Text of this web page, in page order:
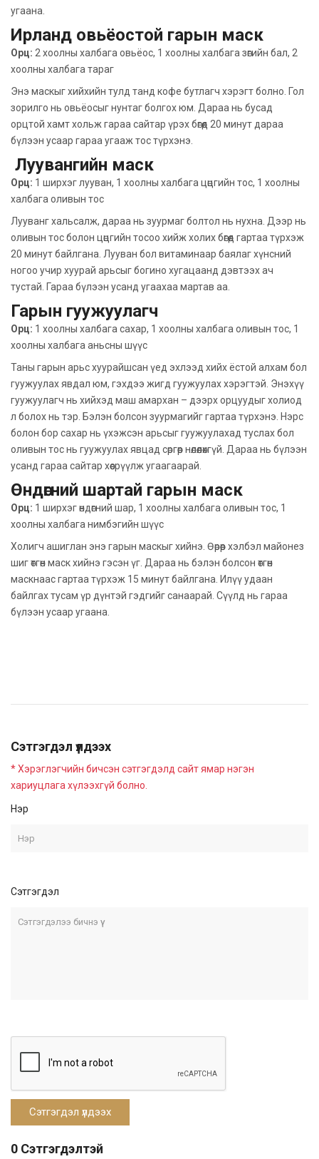
угаана.
Ирланд овьёостой гарын маск
Орц: 2 хоолны халбага овьёос, 1 хоолны халбага зөгийн бал, 2
хоолны халбага тараг
Энэ маскыг хийхийн тулд танд кофе бутлагч хэрэгт болно. Гол
зорилго нь овьёосыг нунтаг болгох юм. Дараа нь бусад
орцтой хамт хольж гараа сайтар үрэх бөгөөд 20 минут дараа
бүлээн усаар гараа угааж тос түрхэнэ.
Луувангийн маск
Орц: 1 ширхэг лууван, 1 хоолны халбага цөцгийн тос, 1 хоолны
халбага оливын тос
Лууванг хальсалж, дараа нь зуурмаг болтол нь нухна. Дээр нь
оливын тос болон цөцгийн тосоо хийж холих бөгөөд гартаа түрхэж
20 минут байлгана. Лууван бол витаминаар баялаг хүнсний
ногоо учир хуурай арьсыг богино хугацаанд дэвтээх ач
тустай. Гараа бүлээн усанд угаахаа мартав аа.
Гарын гуужуулагч
Орц: 1 хоолны халбага сахар, 1 хоолны халбага оливын тос, 1
хоолны халбага аньсны шүүс
Таны гарын арьс хуурайшсан үед эхлээд хийх ёстой алхам бол
гуужуулах явдал юм, гэхдээ жигд гуужуулах хэрэгтэй. Энэхүү
гуужуулагч нь хийхэд маш амархан – дээрх орцуудыг холиод
л болох нь тэр. Бэлэн болсон зуурмагийг гартаа түрхэнэ. Нэрс
болон бор сахар нь үхэжсэн арьсыг гуужуулахад туслах бол
оливын тос нь гуужуулах явцад сөргөөр нөлөөлөхгүй. Дараа нь бүлээн
усанд гараа сайтар хөөсрүүлж угаагаарай.
Өндөгний шартай гарын маск
Орц: 1 ширхэг өндөгний шар, 1 хоолны халбага оливын тос, 1
хоолны халбага нимбэгийн шүүс
Холигч ашиглан энэ гарын маскыг хийнэ. Өөрөөр хэлбэл майонез
шиг өтгөн маск хийнэ гэсэн үг. Дараа нь бэлэн болсон өтгөн
маскнаас гартаа түрхэж 15 минут байлгана. Илүү удаан
байлгах тусам үр дүнтэй гэдгийг санаарай. Сүүлд нь гараа
бүлээн усаар угаана.
Сэтгэгдэл үлдээх
* Хэрэглэгчийн бичсэн сэтгэгдэлд сайт ямар нэгэн
хариуцлага хүлээхгүй болно.
Нэр
Сэтгэгдэл
0 Сэтгэгдэлтэй